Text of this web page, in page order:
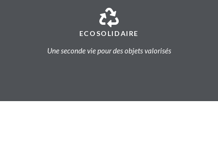
ECOSOLIDAIRE
Une seconde vie pour des objets valorisés